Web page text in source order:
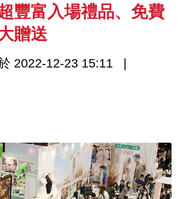
豐富入場禮品、免費
贈送
2022-12-23 15:11